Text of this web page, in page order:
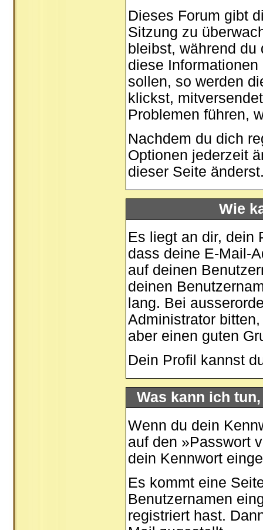
Dieses Forum gibt
Sitzung zu
bleibst, während
diese
sollen, so werden
klickst,
Problemen führen,
Nachdem du dich
Optionen jederzeit
dieser Seite
Wie
Es liegt an dir, dein
dass deine E-Mail-
auf deinen
deinen
lang. Bei
Administrator
aber einen guten
Dein Profil kannst
Was kann ich
Wenn du dein
auf den »Passwort
dein Kennwort
Es kommt eine
Benutzernamen
registriert hast.